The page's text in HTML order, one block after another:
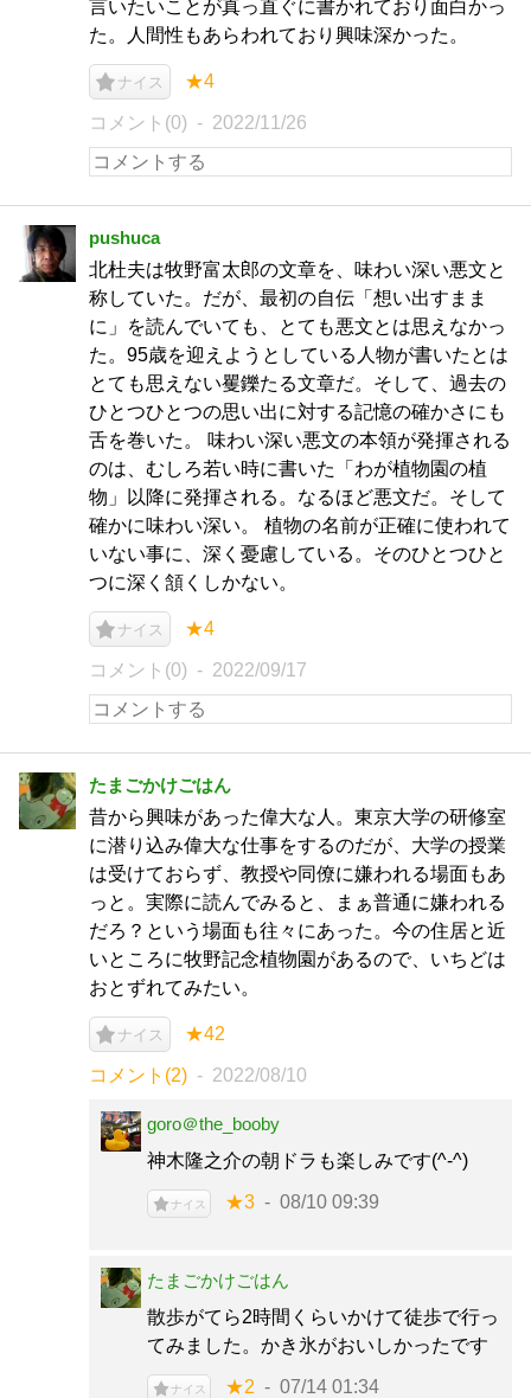
言いたいことが真っ直ぐに書かれており面白かっ
た。人間性もあらわれており興味深かった。
ナイス ★4
コメント(0) 2022/11/26
pushuca
北杜夫は牧野富太郎の文章を、味わい深い悪文と
称していた。だが、最初の自伝「想い出すまま
に」を読んでいても、とても悪文とは思えなかっ
た。95歳を迎えようとしている人物が書いたとは
とても思えない矍鑠たる文章だ。そして、過去の
ひとつひとつの思い出に対する記憶の確かさにも
舌を巻いた。 味わい深い悪文の本領が発揮される
のは、むしろ若い時に書いた「わが植物園の植
物」以降に発揮される。なるほど悪文だ。そして
確かに味わい深い。 植物の名前が正確に使われて
いない事に、深く憂慮している。そのひとつひと
つに深く頷くしかない。
ナイス ★4
コメント(0) 2022/09/17
たまごかけごはん
昔から興味があった偉大な人。東京大学の研修室
に潜り込み偉大な仕事をするのだが、大学の授業
は受けておらず、教授や同僚に嫌われる場面もあ
っと。実際に読んでみると、まぁ普通に嫌われる
だろ？という場面も往々にあった。今の住居と近
いところに牧野記念植物園があるので、いちどは
おとずれてみたい。
ナイス ★42
コメント(2) 2022/08/10
goro＠the_booby
神木隆之介の朝ドラも楽しみです(^-^)
ナイス ★3 08/10 09:39
たまごかけごはん
散歩がてら2時間くらいかけて徒歩で行っ
てみました。かき氷がおいしかったです
ナイス ★2 07/14 01:34